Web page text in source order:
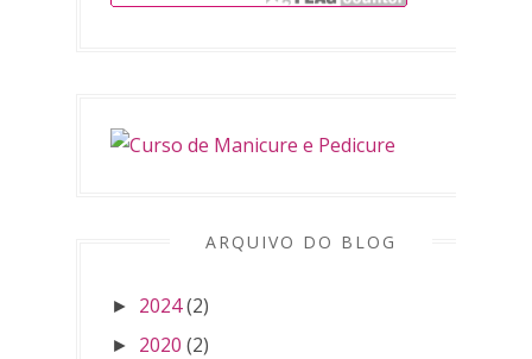
ARQUIVO DO BLOG
► 2024(2)
► 2020 (2)